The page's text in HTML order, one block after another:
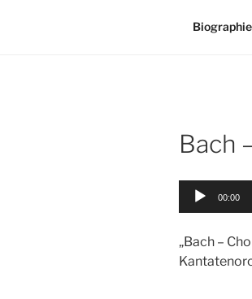
Biographie
Bach
Audio-
00:00
„Bach –